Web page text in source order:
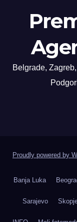
Belgrade,
Proudly powered by
Banja Luka
Sarajevo